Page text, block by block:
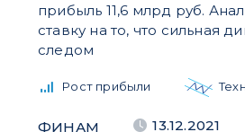
прибыль 11,6 млрд руб.
ставку на то, что сильная
следом
Рост прибыли
ФИНАМ 13.12.2021